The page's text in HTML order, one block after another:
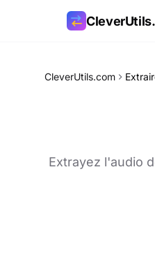
CleverUtils.com
Extrayez l'audio